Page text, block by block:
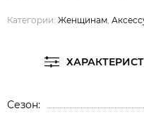
Категории: Женщинам,
Сезон